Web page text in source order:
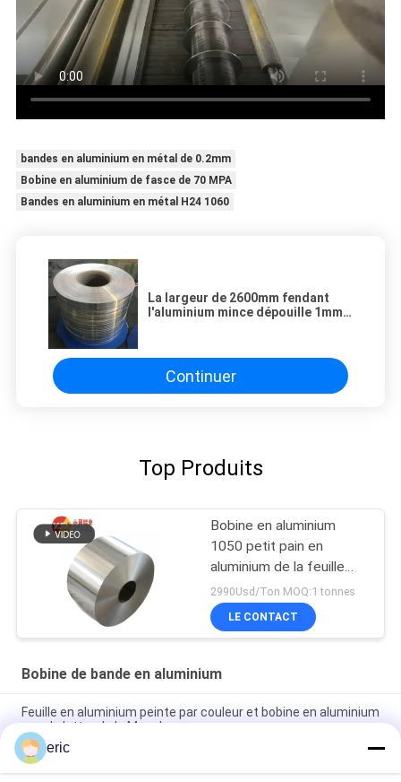
bandes en aluminium en métal de 0.2mm
Bobine en aluminium de fasce de 70 MPA
Bandes en aluminium en métal H24 1060
La largeur de 2600mm fendant
l'aluminium mince dépouille 1mm
Continuer
Top Produits
Bobine en aluminium
1050 petit pain en
aluminium de la feuille
1060 1100 3003 3105
5052 6061
2990Usd/Ton MOQ:1 tonnes
LE CONTACT
Bobine de bande en aluminium
Feuille en aluminium peinte par couleur et bobine en aluminium
pour la lettre de la Manche
Bobine en aluminium de lettre de la Manche de miroir en
aluminium de bande de Channelume de couleur
eric